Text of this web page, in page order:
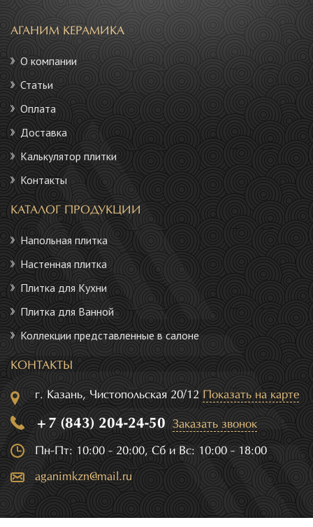
АГАНИМ КЕРАМИКА
О компании
Статьи
Оплата
Доставка
Калькулятор плитки
Контакты
КАТАЛОГ ПРОДУКЦИИ
Напольная плитка
Настенная плитка
Плитка для Кухни
Плитка для Ванной
Коллекции представленные в салоне
КОНТАКТЫ
г. Казань, Чистопольская 20/12 Показать на карте
+7 (843) 204-24-50 Заказать звонок
Пн-Пт: 10:00 - 20:00, Сб и Вс: 10:00 - 18:00
aganimkzn@mail.ru